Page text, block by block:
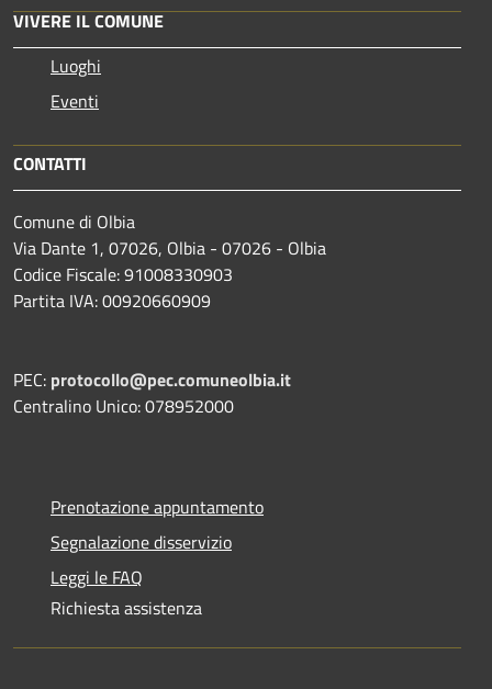
VIVERE IL COMUNE
Luoghi
Eventi
CONTATTI
Comune di Olbia
Via Dante 1, 07026, Olbia - 07026 - Olbia
Codice Fiscale: 91008330903
Partita IVA: 00920660909
PEC: protocollo@pec.comuneolbia.it
Centralino Unico: 078952000
Prenotazione appuntamento
Segnalazione disservizio
Leggi le FAQ
Richiesta assistenza